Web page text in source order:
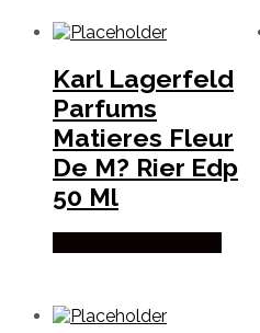
Karl Lagerfeld
Parfums
Matieres Fleur
De M? Rier Edp
50 Ml